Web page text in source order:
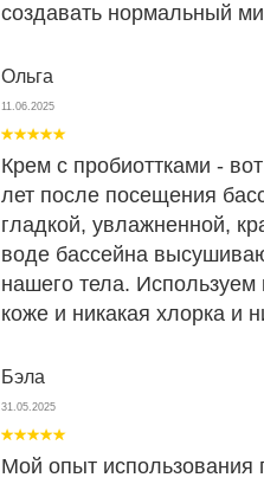
создавать нормальный
Ольга
11.06.2025
Крем с пробиоттками -
лет после посещения
гладкой, увлажненной,
воде бассейна
нашего тела.
коже и никакая хлорка и
Бэла
31.05.2025
Мой опыт использования